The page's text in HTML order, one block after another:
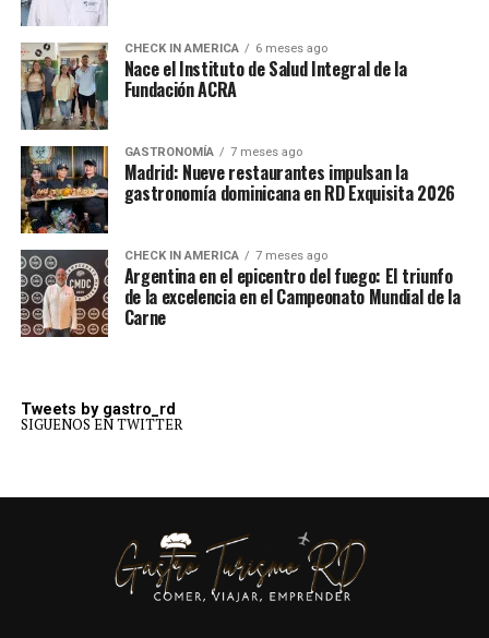
CHECK IN AMERICA 6 meses ago
Nace el Instituto de Salud Integral de la
Fundación ACRA
GASTRONOMÍA 7 meses ago
Madrid: Nueve restaurantes impulsan la
gastronomía dominicana en RD Exquisita 2026
CHECK IN AMERICA 7 meses ago
Argentina en el epicentro del fuego: El triunfo
de la excelencia en el Campeonato Mundial de la
Carne
Tweets by gastro_rd
SIGUENOS EN TWITTER